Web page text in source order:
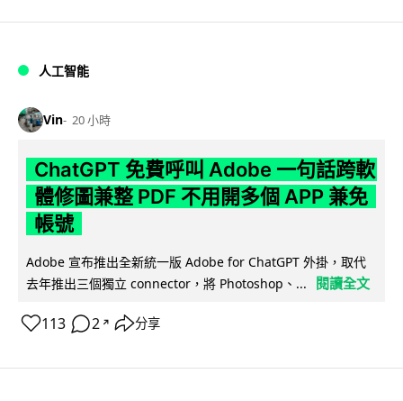
人工智能
Vin 20 小時
ChatGPT 免費呼叫 Adobe 一句話跨軟
體修圖兼整 PDF 不用開多個 APP 兼免
帳號
Adobe 宣布推出全新統一版 Adobe for ChatGPT 外掛，取代
去年推出三個獨立 connector，將 Photoshop、...
閱讀全文
113 2 ↗ 分享